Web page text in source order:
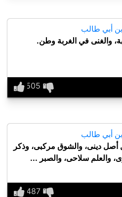
أبي طالب
والغنى في الغربة وطن.
أبي طالب
أصل دينى، والشوق مركبى، وذكر
والعلم سلاحى، والصبر ...